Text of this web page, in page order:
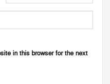
in this browser for the next